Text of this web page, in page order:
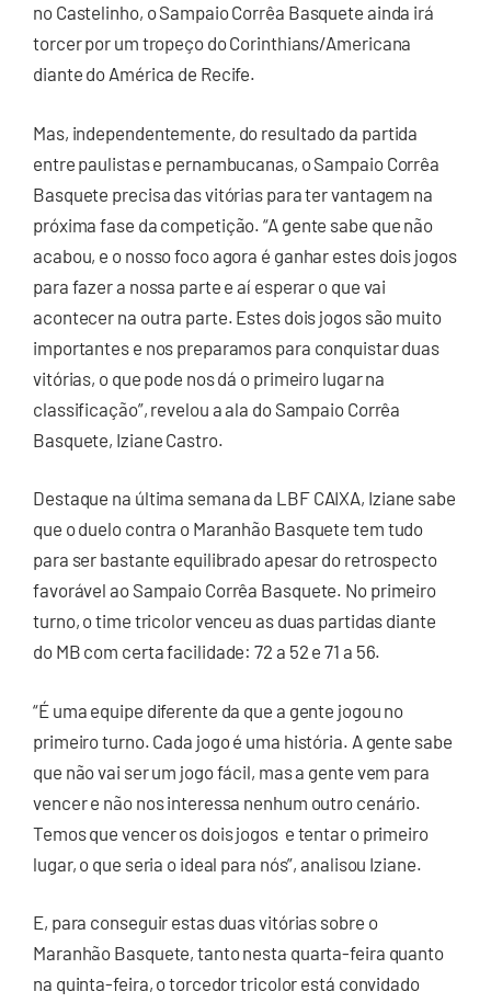
no Castelinho, o Sampaio Corrêa Basquete ainda irá
torcer por um tropeço do Corinthians/Americana
diante do América de Recife.
Mas, independentemente, do resultado da partida
entre paulistas e pernambucanas, o Sampaio Corrêa
Basquete precisa das vitórias para ter vantagem na
próxima fase da competição. “A gente sabe que não
acabou, e o nosso foco agora é ganhar estes dois jogos
para fazer a nossa parte e aí esperar o que vai
acontecer na outra parte. Estes dois jogos são muito
importantes e nos preparamos para conquistar duas
vitórias, o que pode nos dá o primeiro lugar na
classificação”, revelou a ala do Sampaio Corrêa
Basquete, Iziane Castro.
Destaque na última semana da LBF CAIXA, Iziane sabe
que o duelo contra o Maranhão Basquete tem tudo
para ser bastante equilibrado apesar do retrospecto
favorável ao Sampaio Corrêa Basquete. No primeiro
turno, o time tricolor venceu as duas partidas diante
do MB com certa facilidade: 72 a 52 e 71 a 56.
“É uma equipe diferente da que a gente jogou no
primeiro turno. Cada jogo é uma história. A gente sabe
que não vai ser um jogo fácil, mas a gente vem para
vencer e não nos interessa nenhum outro cenário.
Temos que vencer os dois jogos e tentar o primeiro
lugar, o que seria o ideal para nós”, analisou Iziane.
E, para conseguir estas duas vitórias sobre o
Maranhão Basquete, tanto nesta quarta-feira quanto
na quinta-feira, o torcedor tricolor está convidado